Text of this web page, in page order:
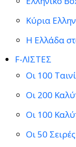
Κύρια
Η Ελλάδα
F-ΛΙΣΤΕΣ
Οι 100
Οι 200
Οι 100
Οι 50